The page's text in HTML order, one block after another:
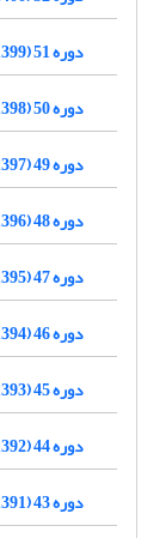
دوره 51 (1399)
دوره 50 (1398)
دوره 49 (1397)
دوره 48 (1396)
دوره 47 (1395)
دوره 46 (1394)
دوره 45 (1393)
دوره 44 (1392)
دوره 43 (1391)